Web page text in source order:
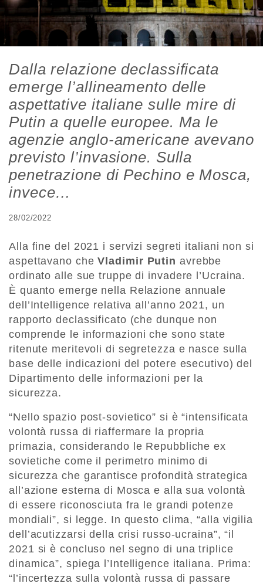
Dalla relazione declassificata
emerge l’allineamento delle
aspettative italiane sulle mire di
Putin a quelle europee. Ma le
agenzie anglo-americane avevano
previsto l’invasione. Sulla
penetrazione di Pechino e Mosca,
invece…
28/02/2022
Alla fine del 2021 i servizi segreti italiani non si
aspettavano cheVladimir Putin avrebbe
ordinato alle sue truppe di invadere l’Ucraina.
È quanto emerge nella Relazione annuale
dell’Intelligence relativa all’anno 2021, un
rapporto declassificato (che dunque non
comprende le informazioni che sono state
ritenute meritevoli di segretezza e nasce sulla
base delle indicazioni del potere esecutivo) del
Dipartimento delle informazioni per la
sicurezza.
“Nello spazio post-sovietico” si è “intensificata
volontà russa di riaffermare la propria
primazia, considerando le Repubbliche ex
sovietiche come il perimetro minimo di
sicurezza che garantisce profondità strategica
all’azione esterna di Mosca e alla sua volontà
di essere riconosciuta fra le grandi potenze
mondiali”, si legge. In questo clima, “alla vigilia
dell’acutizzarsi della crisi russo-ucraina”, “il
2021 si è concluso nel segno di una triplice
dinamica”, spiega l’Intelligence italiana. Prima:
“l’incertezza sulla volontà russa di passare